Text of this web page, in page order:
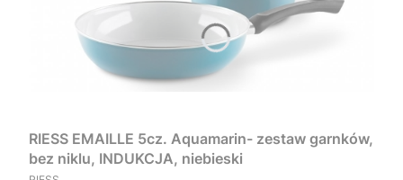
RIESS EMAILLE 5cz. Aquamarin- zestaw garnków,
bez niklu, INDUKCJA, niebieski
PRODUCENT